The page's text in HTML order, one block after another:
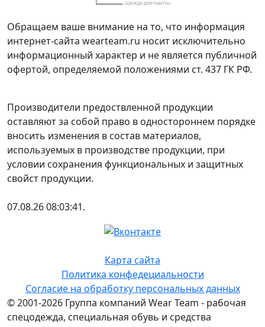
Обращаем ваше внимание на то, что информация
интернет-сайта wearteam.ru носит исключительно
информационный характер и не является публичной
офертой, определяемой положениями ст. 437 ГК РФ.
Производители предоствленной продукции
оставляют за собой право в одностороннем порядке
вносить изменения в состав материалов,
используемых в производстве продукции, при
условии сохранения функциональных и защитных
свойст продукции.
07.08.26 08:03:41.
Карта сайта
Политика конфедециальности
Согласие на обработку персональных данных
© 2001-2026 Группа компаний Wear Team - рабочая
спецодежда, специальная обувь и средства